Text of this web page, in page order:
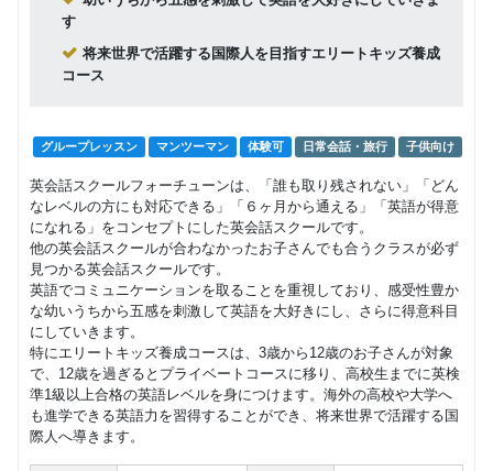
す
将来世界で活躍する国際人を目指すエリートキッズ養成
コース
グループレッスン マンツーマン 体験可 日常会話・旅行 子供向け
英会話スクールフォーチューンは、「誰も取り残されない」「どん
なレベルの方にも対応できる」「６ヶ月から通える」「英語が得意
になれる」をコンセプトにした英会話スクールです。
他の英会話スクールが合わなかったお子さんでも合うクラスが必ず
見つかる英会話スクールです。
英語でコミュニケーションを取ることを重視しており、感受性豊か
な幼いうちから五感を刺激して英語を大好きにし、さらに得意科目
にしていきます。
特にエリートキッズ養成コースは、3歳から12歳のお子さんが対象
で、12歳を過ぎるとプライベートコースに移り、高校生までに英検
準1級以上合格の英語レベルを身につけます。海外の高校や大学へ
も進学できる英語力を習得することができ、将来世界で活躍する国
際人へ導きます。